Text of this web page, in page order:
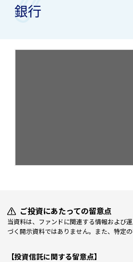
銀行
ご投資にあたっての留意点
当資料は、ファンドに関連する情報および
づく開示資料ではありません。また、特定
【投資信託に関する留意点】